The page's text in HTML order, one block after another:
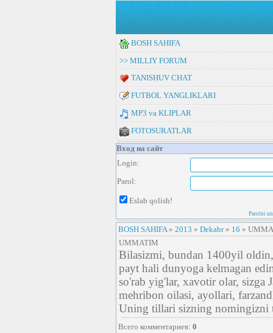
BOSH SAHIFA
>> MILLIY FORUM
TANISHUV CHAT
FUTBOL YANGLIKLARI
MP3 va KLIPLAR
FOTOSURATLAR
Вход на сайт
Login:
Parol:
Eslab qolish!
Parolni
BOSH SAHIFA» 2013 » Dekabr » 16 »
UMMATIM
Bilasizmi, bundan 1400yil
payt hali dunyoga kelmagan
so'rab yig'lar, xavotir olar, sizga
mehribon oilasi, ayollari,
Uning tillari sizning
Всего комментариев: 0